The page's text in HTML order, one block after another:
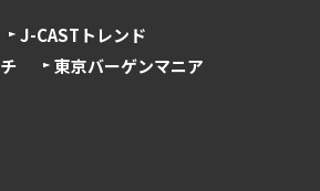
J-CASTトレンド
東京バーゲンマニア